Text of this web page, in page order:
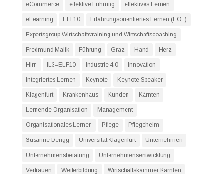
eCommerce effektive Führung effektives Lernen
eLearning ELF10 Erfahrungsorientiertes Lernen (EOL)
Expertsgroup Wirtschaftstraining und Wirtschaftscoaching
Fredmund Malik Führung Graz Hand Herz
Hirn IL3=ELF10 Industrie 4.0 Innovation
Integriertes Lernen Keynote Keynote Speaker
Klagenfurt Krankenhaus Kunden Kärnten
Lernende Organisation Management
Organisationales Lernen Pflege Pflegeheim
Susanne Dengg Universität Klagenfurt Unternehmen
Unternehmensberatung Unternehmensentwicklung
Vertrauen Weiterbildung Wirtschaftskammer Kärnten